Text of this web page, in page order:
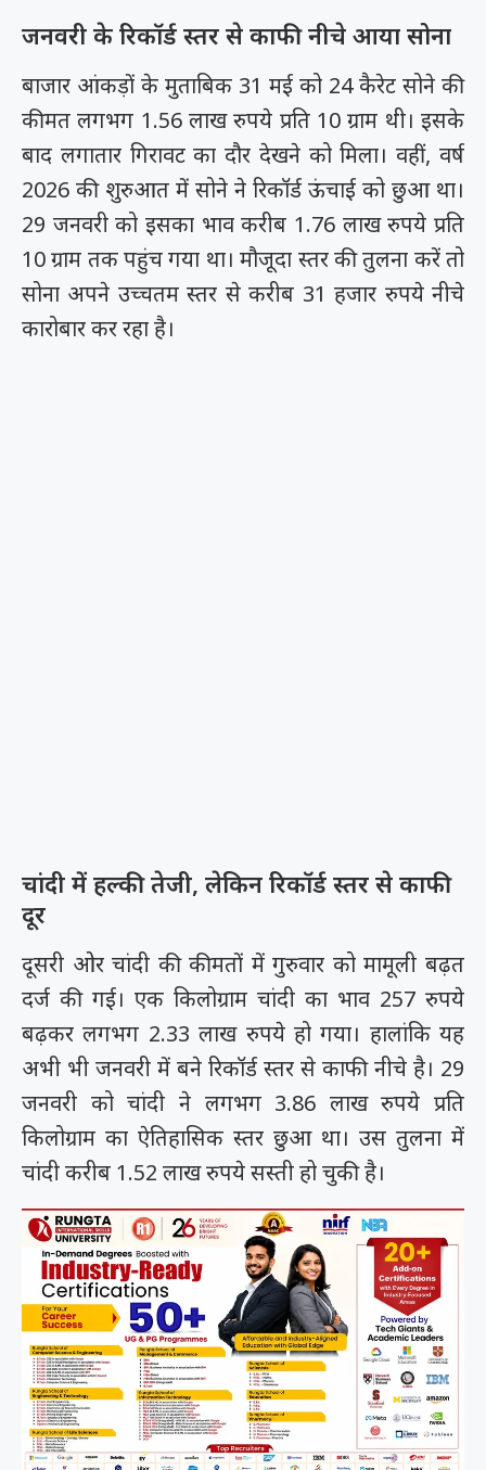
जनवरी के रिकॉर्ड स्तर से काफी नीचे आया सोना
बाजार आंकड़ों के मुताबिक 31 मई को 24 कैरेट सोने की
कीमत लगभग 1.56 लाख रुपये प्रति 10 ग्राम थी। इसके
बाद लगातार गिरावट का दौर देखने को मिला। वहीं, वर्ष
2026 की शुरुआत में सोने ने रिकॉर्ड ऊंचाई को छुआ था।
29 जनवरी को इसका भाव करीब 1.76 लाख रुपये प्रति
10 ग्राम तक पहुंच गया था। मौजूदा स्तर की तुलना करें तो
सोना अपने उच्चतम स्तर से करीब 31 हजार रुपये नीचे
कारोबार कर रहा है।
चांदी में हल्की तेजी, लेकिन रिकॉर्ड स्तर से काफी
दूर
दूसरी ओर चांदी की कीमतों में गुरुवार को मामूली बढ़त
दर्ज की गई। एक किलोग्राम चांदी का भाव 257 रुपये
बढ़कर लगभग 2.33 लाख रुपये हो गया। हालांकि यह
अभी भी जनवरी में बने रिकॉर्ड स्तर से काफी नीचे है। 29
जनवरी को चांदी ने लगभग 3.86 लाख रुपये प्रति
किलोग्राम का ऐतिहासिक स्तर छुआ था। उस तुलना में
चांदी करीब 1.52 लाख रुपये सस्ती हो चुकी है।